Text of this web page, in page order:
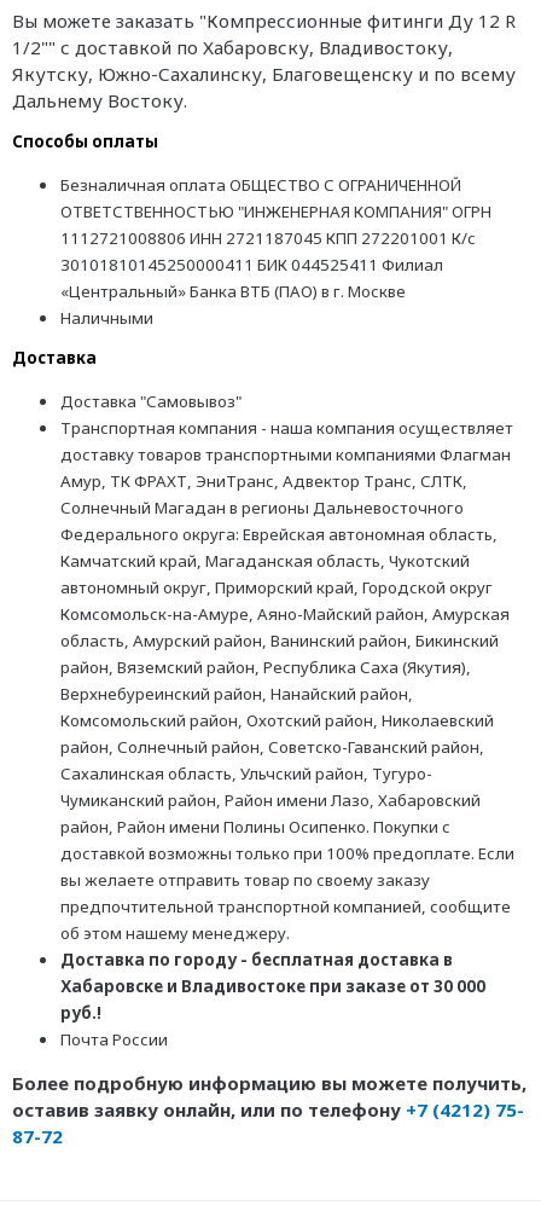
Вы можете заказать "Компрессионные фитинги Ду 12 R
1/2"" с доставкой по Хабаровску, Владивостоку,
Якутску, Южно-Сахалинску, Благовещенску и по всему
Дальнему Востоку.
Способы оплаты
Безналичная оплата ОБЩЕСТВО С ОГРАНИЧЕННОЙ
ОТВЕТСТВЕННОСТЬЮ "ИНЖЕНЕРНАЯ КОМПАНИЯ" ОГРН
1112721008806 ИНН 2721187045 КПП 272201001 К/с
30101810145250000411 БИК 044525411 Филиал
«Центральный» Банка ВТБ (ПАО) в г. Москве
Наличными
Доставка
Доставка "Самовывоз"
Транспортная компания - наша компания осуществляет
доставку товаров транспортными компаниями Флагман
Амур, ТК ФРАХТ, ЭниТранс, Адвектор Транс, СЛТК,
Солнечный Магадан в регионы Дальневосточного
Федерального округа: Еврейская автономная область,
Камчатский край, Магаданская область, Чукотский
автономный округ, Приморский край, Городской округ
Комсомольск-на-Амуре, Аяно-Майский район, Амурская
область, Амурский район, Ванинский район, Бикинский
район, Вяземский район, Республика Саха (Якутия),
Верхнебуреинский район, Нанайский район,
Комсомольский район, Охотский район, Николаевский
район, Солнечный район, Советско-Гаванский район,
Сахалинская область, Ульчский район, Тугуро-
Чумиканский район, Район имени Лазо, Хабаровский
район, Район имени Полины Осипенко. Покупки с
доставкой возможны только при 100% предоплате. Если
вы желаете отправить товар по своему заказу
предпочтительной транспортной компанией, сообщите
об этом нашему менеджеру.
Доставка по городу - бесплатная доставка в
Хабаровске и Владивостоке при заказе от 30 000
руб.!
Почта России
Более подробную информацию вы можете получить,
оставив заявку онлайн, или по телефону +7 (4212) 75-
87-72